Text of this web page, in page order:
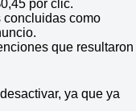
por clic.
concluidas como
que resultaron
ya que ya